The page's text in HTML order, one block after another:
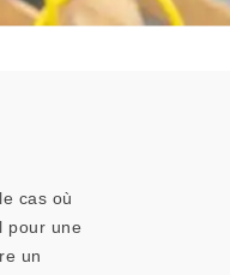
cas où
pour une
un